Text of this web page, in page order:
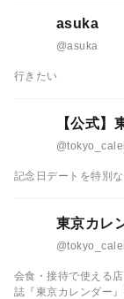
asuka
@asuka
行きたい
【公式】
記念日デートを特別
東京カレ
会食・接待で使える店
誌『東京カレンダー